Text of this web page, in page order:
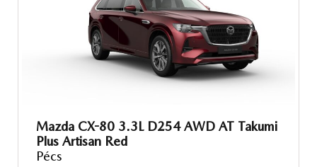
Mazda CX-80 3.3L D254 AWD AT Takumi
Plus Artisan Red
Pécs